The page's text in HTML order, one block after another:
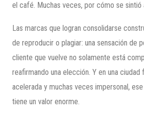
el café. Muchas veces, por cómo se sintió
Las marcas que logran consolidarse
de reproducir o plagiar: una sensación de
cliente que vuelve no solamente está
reafirmando una elección. Y en una ciudad
acelerada y muchas veces impersonal,
tiene un valor enorme.